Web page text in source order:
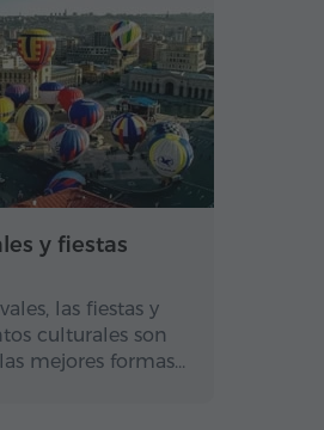
y fiestas
las fiestas y
culturales son
mejores formas…